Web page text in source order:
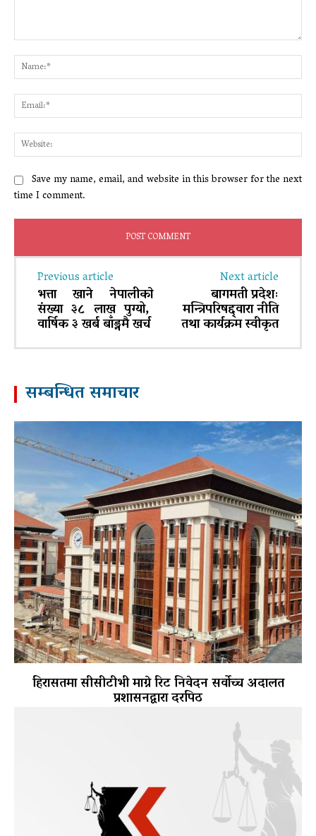
Save my name, email, and website in this browser for the next
time I comment.
Previous article
भत्ता खाने नेपालीकाे
संख्या ३८ लाख पुग्यो,
वार्षिक ३ खर्ब बाँड्नमै खर्च
Next article
बागमती प्रदेशः
मन्त्रिपरिषद्द्वारा नीति
तथा कार्यक्रम स्वीकृत
सम्बन्धित समाचार
हिरासतमा सीसीटीभी माग्ने रिट निवेदन सर्वोच्च अदालत
प्रशासनद्वारा दरपिठ